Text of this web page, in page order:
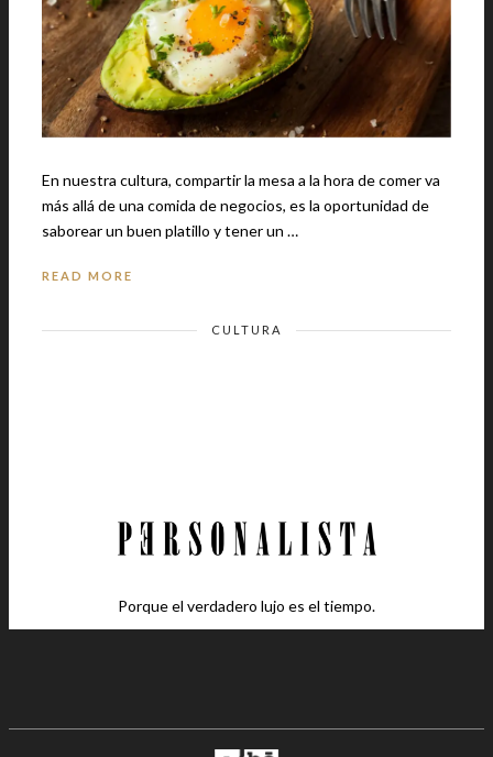
En nuestra cultura, compartir la mesa a la hora de comer va
más allá de una comida de negocios, es la oportunidad de
saborear un buen platillo y tener un …
READ MORE
CULTURA
Porque el verdadero lujo es el tiempo.